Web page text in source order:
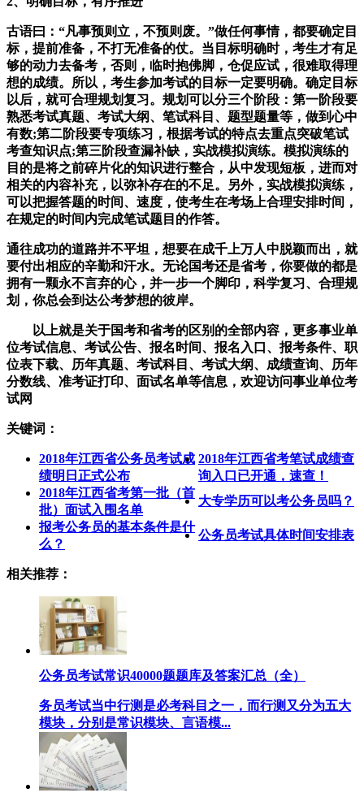
古语曰：“凡事预则立，不预则废。”做任何事情，都要确定目
标，提前准备，不打无准备的仗。当目标明确时，考生才有足
够的动力去备考，否则，临时抱佛脚，仓促应试，很难取得理
想的成绩。所以，考生参加考试的目标一定要明确。确定目标
以后，就可合理规划复习。规划可以分三个阶段：第一阶段要
熟悉考试真题、考试大纲、笔试科目、题型题量等，做到心中
有数;第二阶段要专项练习，根据考试的特点去重点突破笔试
考查知识点;第三阶段查漏补缺，实战模拟演练。模拟演练的
目的是将之前碎片化的知识进行整合，从中发现短板，进而对
相关的内容补充，以弥补存在的不足。另外，实战模拟演练，
可以把握答题的时间、速度，使考生在考场上合理安排时间，
在规定的时间内完成笔试题目的作答。
通往成功的道路并不平坦，想要在成千上万人中脱颖而出，就
要付出相应的辛勤和汗水。无论国考还是省考，你要做的都是
拥有一颗永不言弃的心，并一步一个脚印，科学复习、合理规
划，你总会到达公考梦想的彼岸。
以上就是关于国考和省考的区别的全部内容，更多事业单
位考试信息、考试公告、报名时间、报名入口、报考条件、职
位表下载、历年真题、考试科目、考试大纲、成绩查询、历年
分数线、准考证打印、面试名单等信息，欢迎访问事业单位考
试网
关键词：
2018年江西省公务员考试成
绩明日正式公布
2018年江西省考笔试成绩查
询入口已开通，速查！
2018年江西省考第一批（首
批）面试入围名单
大专学历可以考公务员吗？
报考公务员的基本条件是什
么？
公务员考试具体时间安排表
相关推荐：
公务员考试常识40000题题库及答案汇总（全）
务员考试当中行测是必考科目之一，而行测又分为五大
模块，分别是常识模块、言语模...